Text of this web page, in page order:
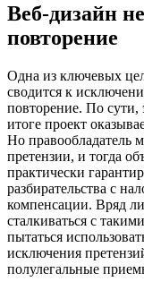
Веб-дизайн
повторение
Одна из ключевых
сводится к
повторение. По
итоге проект
Но правообладатель
претензии, и тогда
практически
разбирательства с
компенсации. Вряд
сталкиваться с
пытаться
исключения
полулегальные